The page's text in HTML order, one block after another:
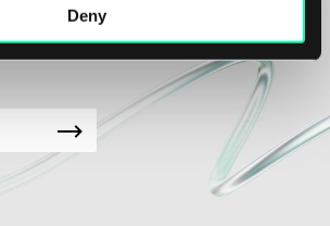
Deny
verfügbar.